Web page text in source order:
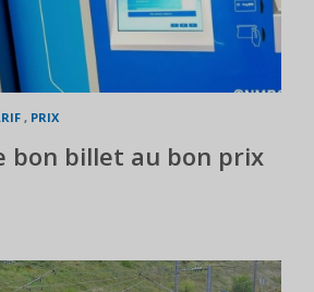
, PRIX
bon billet au bon prix